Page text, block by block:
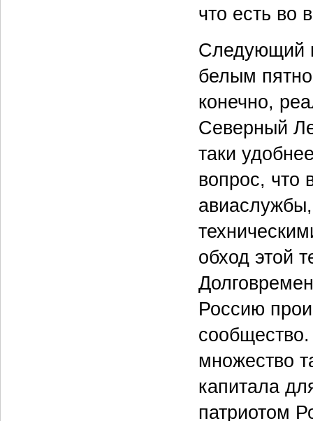
что есть во
Следующий
белым
конечно,
Северный
таки
вопрос, что
обход этой
Россию
множество
капитала
патриотом